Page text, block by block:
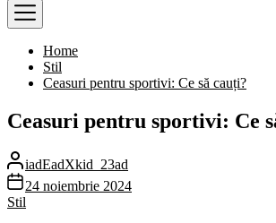
Home
Stil
Ceasuri pentru sportivi: Ce să cauți?
Ceasuri pentru sportivi: Ce
iadEadXkid_23ad
24 noiembrie 2024
Stil